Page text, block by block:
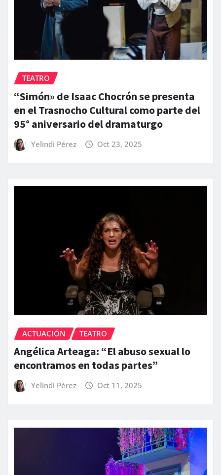
TEATRO
“Simón» de Isaac Chocrón se presenta
en el Trasnocho Cultural como parte del
95° aniversario del dramaturgo
Yelindi Pérez Oct 23, 2025
ACTUACIÓN TEATRO
Angélica Arteaga: “El abuso sexual lo
encontramos en todas partes”
Yelindi Pérez Oct 11, 2025